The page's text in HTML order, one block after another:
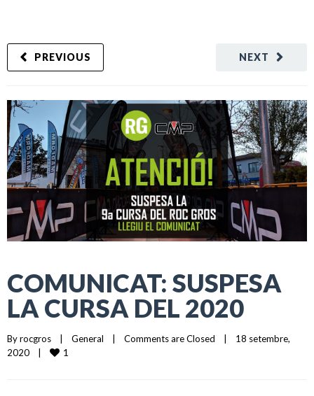
NEXT
PREVIOUS
COMUNICAT: SUSPESA
LA CURSA DEL 2020
By rocgros | General | Comments are Closed |
18 setembre,
2020 | 1